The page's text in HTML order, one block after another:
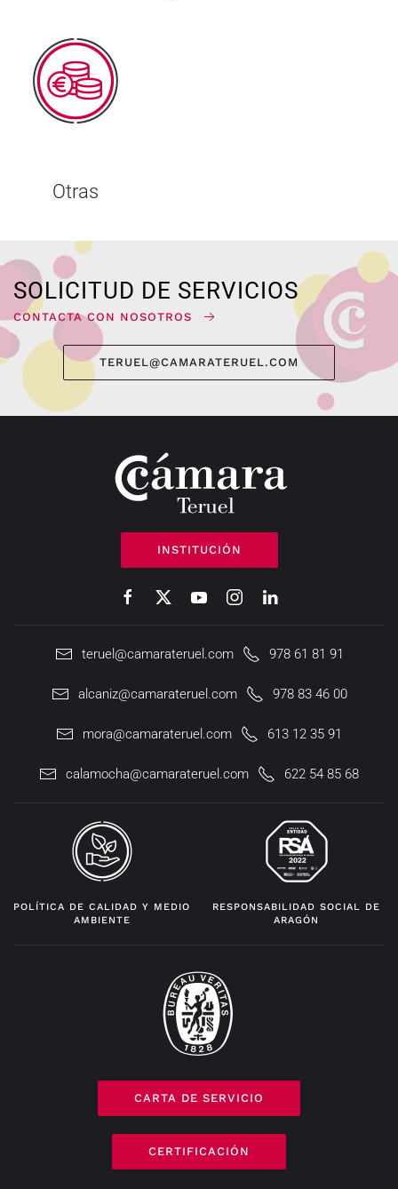
Otras
SOLICITUD DE SERVICIOS
CONTACTA CON NOSOTROS
TERUEL@CAMARATERUEL.COM
INSTITUCIÓN
teruel@camarateruel.com 978 61 81 91
alcaniz@camarateruel.com 978 83 46 00
mora@camarateruel.com 613 12 35 91
calamocha@camarateruel.com 622 54 85 68
POLÍTICA DE CALIDAD Y MEDIO
AMBIENTE
RESPONSABILIDAD SOCIAL DE
ARAGÓN
CARTA DE SERVICIO
CERTIFICACIÓN